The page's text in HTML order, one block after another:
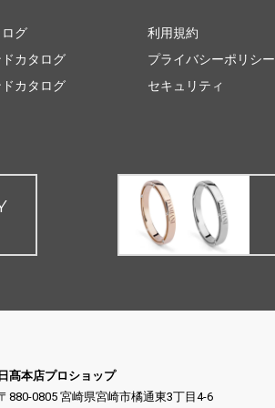
グ
カタログ
カタログ
利用規約
プライバシーポリシー
セキュリティ
日髙本店プロショップ
880-0805 宮崎県宮崎市橘通東3丁目4-6